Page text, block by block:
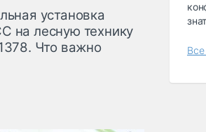
установка
на лесную технику
Что важно